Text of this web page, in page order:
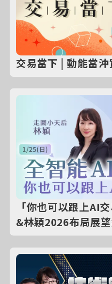
交易當下 | 動能當沖
「你也可以跟上AI
&林穎2026布局展